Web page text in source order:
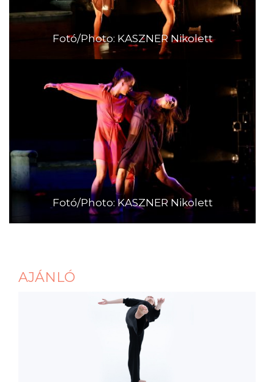
Fotó/Photo: KASZNER Nikolett
Fotó/Photo: KASZNER Nikolett
AJÁNLÓ